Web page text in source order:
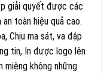
giải quyết được các
toàn hiệu quả cao.
Chịu ma sát, va đập
tin, In được logo lên
miệng không những